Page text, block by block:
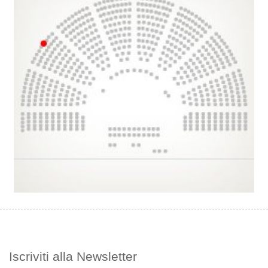
Iscriviti alla Newsletter